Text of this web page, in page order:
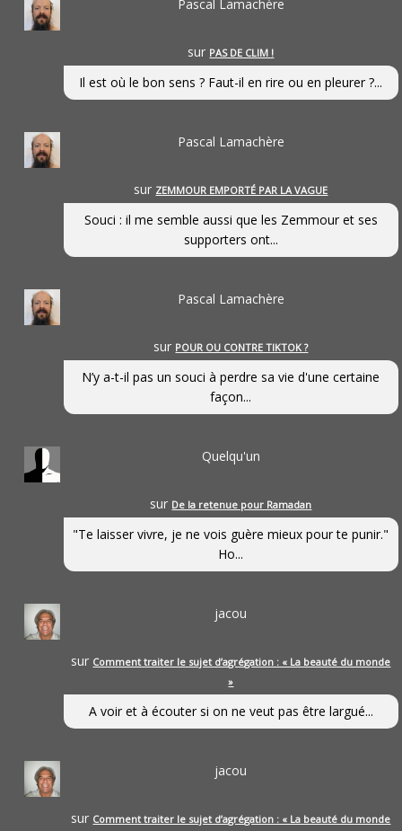
Pascal Lamachère
sur PAS DE CLIM !
Il est où le bon sens ? Faut-il en rire ou en pleurer ?...
Pascal Lamachère
sur ZEMMOUR EMPORTÉ PAR LA VAGUE
Souci : il me semble aussi que les Zemmour et ses
supporters ont...
Pascal Lamachère
sur POUR OU CONTRE TIKTOK ?
N’y a-t-il pas un souci à perdre sa vie d'une certaine
façon...
Quelqu'un
sur De la retenue pour Ramadan
"Te laisser vivre, je ne vois guère mieux pour te punir."
Ho...
jacou
sur Comment traiter le sujet d’agrégation : « La beauté du monde
»
A voir et à écouter si on ne veut pas être largué...
jacou
sur Comment traiter le sujet d’agrégation : « La beauté du monde